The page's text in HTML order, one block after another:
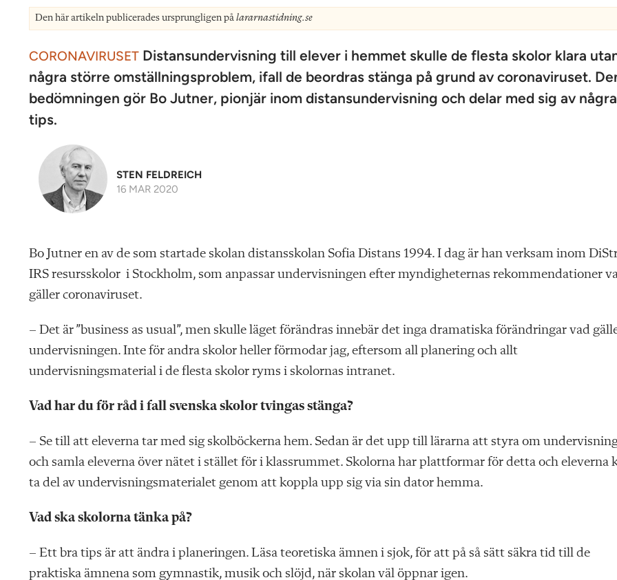
Den här artikeln publicerades ursprungligen på lararnastidning.se
CORONAVIRUSET Distansundervisning till elever i hemmet skulle de flesta skolor klara
några större omställningsproblem, ifall de beordras stänga på grund av coronaviruset.
bedömningen gör Bo Jutner, pionjär inom distansundervisning och delar med sig av några
tips.
STEN FELDREICH
16 MAR 2020
Bo Jutner en av de som startade skolan distansskolan Sofia Distans 1994. I dag är han verksam inom
IRS resursskolor i Stockholm, som anpassar undervisningen efter myndigheternas rekommendationer
gäller coronaviruset.
– Det är ”business as usual”, men skulle läget förändras innebär det inga dramatiska förändringar vad
undervisningen. Inte för andra skolor heller förmodar jag, eftersom all planering och allt
undervisningsmaterial i de flesta skolor ryms i skolornas intranet.
Vad har du för råd i fall svenska skolor tvingas stänga?
– Se till att eleverna tar med sig skolböckerna hem. Sedan är det upp till lärarna att styra om
och samla eleverna över nätet i stället för i klassrummet. Skolorna har plattformar för detta och eleverna
ta del av undervisningsmaterialet genom att koppla upp sig via sin dator hemma.
Vad ska skolorna tänka på?
– Ett bra tips är att ändra i planeringen. Läsa teoretiska ämnen i sjok, för att på så sätt säkra tid till de
praktiska ämnena som gymnastik, musik och slöjd, när skolan väl öppnar igen.